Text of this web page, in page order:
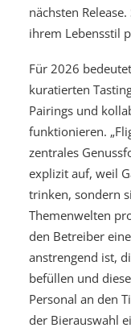
nächsten
ihrem Lebensstil
Für 2026
kuratierten
Pairings und
funktionieren.
zentrales
explizit auf, weil
trinken, sondern
Themenwelten
den Betreiber
anstrengend ist,
befüllen und
Personal an den
der Bierauswahl